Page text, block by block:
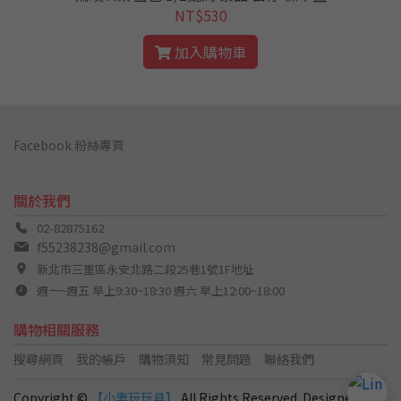
NT$530
加入購物車
關於我們
02-82875162
f55238238@gmail.com
新北市三重區永安北路二段25巷1號1F地址
週一~週五 早上9:30~18:30 週六 早上12:00~18:00
購物相關服務
搜尋網頁 我的帳戶 購物須知 常見問題 聯絡我們
Facebook 粉絲專頁